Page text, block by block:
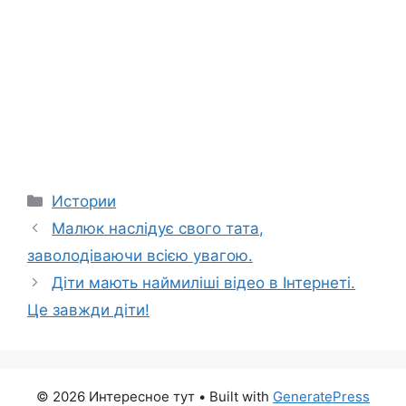
Categories
Истории
Малюк наслідує свого тата,
заволодіваючи всією увагою.
Діти мають наймиліші відео в Інтернеті.
Це завжди діти!
© 2026 Интересное тут • Built with GeneratePress